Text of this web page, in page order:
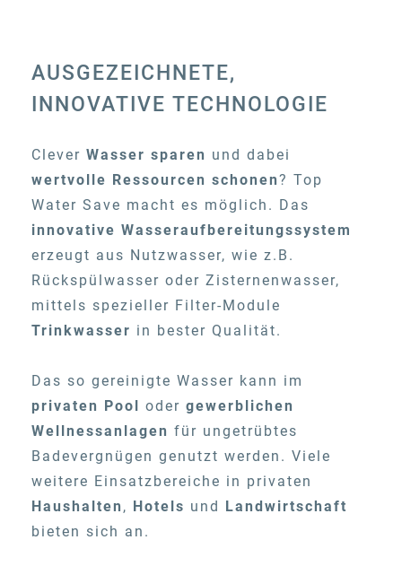
AUSGEZEICHNETE,
INNOVATIVE TECHNOLOGIE
Clever Wasser sparen und dabei
wertvolle Ressourcen schonen? Top
Water Save macht es möglich. Das
innovative Wasseraufbereitungssystem
erzeugt aus Nutzwasser, wie z.B.
Rückspülwasser oder Zisternenwasser,
mittels spezieller Filter-Module
Trinkwasser in bester Qualität.
Das so gereinigte Wasser kann im
privaten Pool oder gewerblichen
Wellnessanlagen für ungetrübtes
Badevergnügen genutzt werden. Viele
weitere Einsatzbereiche in privaten
Haushalten , Hotels und Landwirtschaft
bieten sich an.